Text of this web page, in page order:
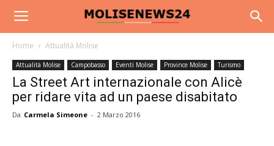
Home Attualità Molise
Attualità Molise Campobasso Eventi Molise Province Molise Turismo
La Street Art internazionale con Alicè
per ridare vita ad un paese disabitato
Da Carmela Simeone - 2 Marzo 2016